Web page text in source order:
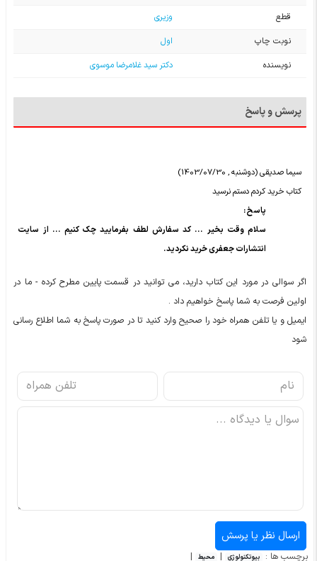
قطع
وزیری
نوبت چاپ
اول
نویسنده
دکتر سید غلامرضا موسوی
پرسش و پاسخ
سیما صدیقی (دوشنبه , 1403/07/30)
کتاب خرید کردم دستم نرسید
پاسخ :
سلام وقت بخیر ... کد سفارش لطف بفرمایید چک کنیم ... از سایت
انتشارات جعفری خرید نکردید.
اگر سوالی در مورد این کتاب دارید، می توانید در قسمت پایین مطرح کرده - ما در
اولین فرصت به شما پاسخ خواهیم داد .
ایمیل و یا تلفن همراه خود را صحیح وارد کنید تا در صورت پاسخ به شما اطلاع رسانی
شود
برچسب ها : بیوتکنولوژی | محیط |